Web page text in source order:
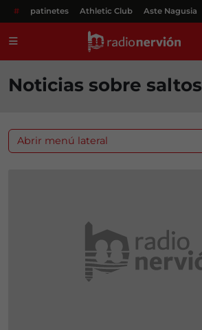
# patinetes Athletic Club Aste Nagusia
Noticias sobre saltos
Abrir menú lateral